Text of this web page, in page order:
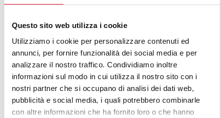
Questo sito web utilizza i cookie
Utilizziamo i cookie per personalizzare contenuti ed
annunci, per fornire funzionalità dei social media e per
analizzare il nostro traffico. Condividiamo inoltre
informazioni sul modo in cui utilizza il nostro sito con i
nostri partner che si occupano di analisi dei dati web,
pubblicità e social media, i quali potrebbero combinarle
con altre informazioni che ha fornito loro o che hanno